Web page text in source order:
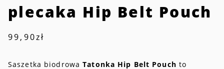
plecaka Hip Belt Pouch
99,90zł
Saszetka biodrowaTatonka Hip Belt Pouch to